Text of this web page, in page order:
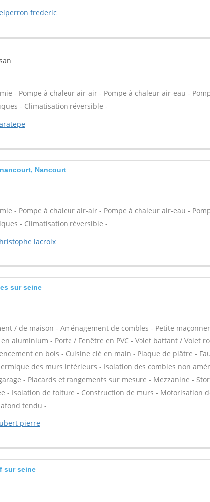
frederic
- Pompe à chaleur air-air - Pompe à chaleur air-eau -
- Climatisation réversible -
Nancourt
- Pompe à chaleur air-air - Pompe à chaleur air-eau -
- Climatisation réversible -
lacroix
sur seine
/ de maison - Aménagement de combles - Petite
aluminium - Porte / Fenêtre en PVC - Volet battant / Volet
en bois - Cuisine clé en main - Plaque de plâtre -
des murs intérieurs - Isolation des combles non
- Placards et rangements sur mesure - Mezzanine -
- Isolation de toiture - Construction de murs - Motorisation
tendu -
pierre
sur seine